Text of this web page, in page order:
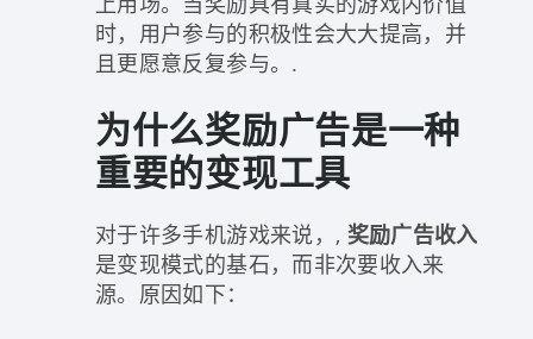
时，用户参与的积极性会大大提高，并
且更愿意反复参与。.
为什么奖励广告是一种
重要的变现工具
对于许多手机游戏来说，, 奖励广告收入
是变现模式的基石，而非次要收入来
源。原因如下：